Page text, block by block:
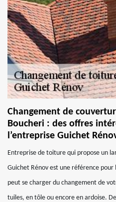
Changement de
Boucheri : des offres
l’entreprise Guichet
Entreprise de toiture qui propose un
Guichet Rénov est une référence
peut se charger du changement de
tuiles, en tôle ou encore en ardoise.